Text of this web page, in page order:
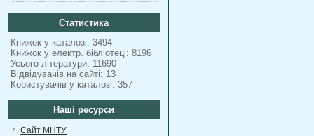
Статистика
Книжок у каталозі: 3494
Книжок у електр. бібліотеці: 8196
Усього літератури: 11690
Відвідувачів на сайті: 13
Користувачів у каталозі: 357
Наші ресурси
Сайт МНТУ